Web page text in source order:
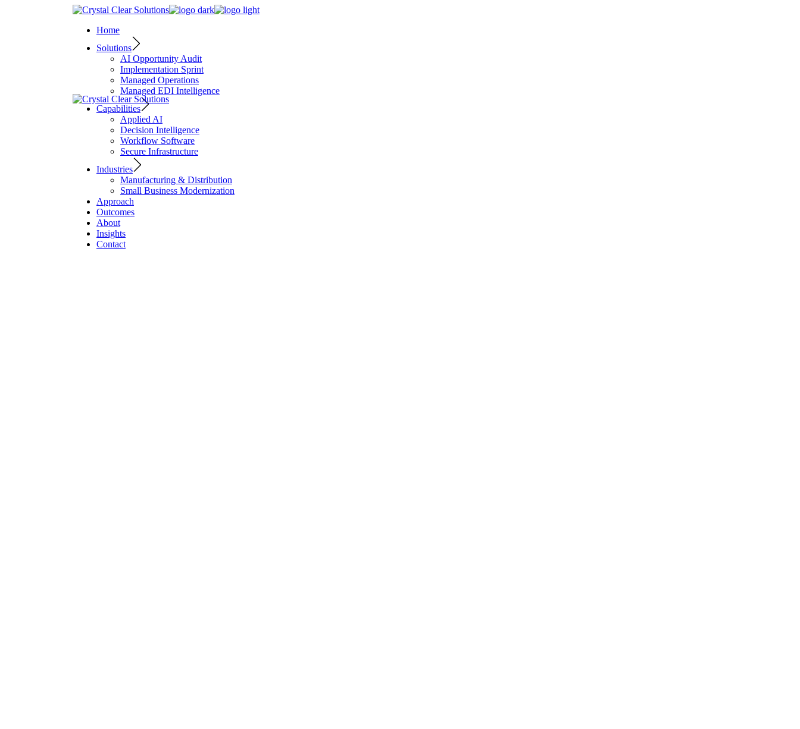
Home
Solutions
AI Opportunity Audit
Implementation Sprint
Managed Operations
Managed EDI Intelligence
Capabilities
Applied AI
Decision Intelligence
Workflow Software
Secure Infrastructure
Industries
Manufacturing & Distribution
Small Business Modernization
Approach
Outcomes
About
Insights
Contact